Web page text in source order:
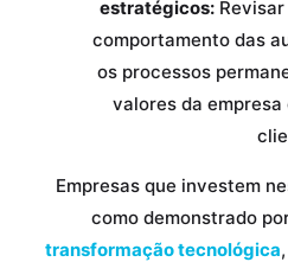
estratégicos:Revisar
comportamento das
os processos
valores da
Empresas que investem
como demonstrado
transformação tecnológica